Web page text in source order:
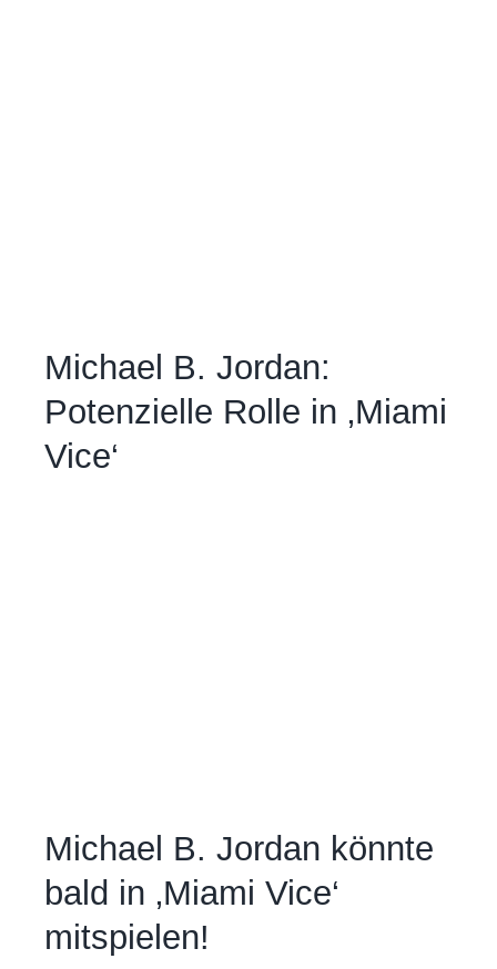
Michael B. Jordan:
Potenzielle Rolle in ‚Miami
Vice‘
Michael B. Jordan könnte
bald in ‚Miami Vice‘
mitspielen!